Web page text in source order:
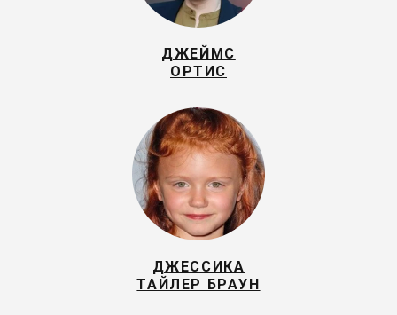
ДЖЕЙМС
ОРТИС
ДЖЕССИКА
ТАЙЛЕР БРАУН